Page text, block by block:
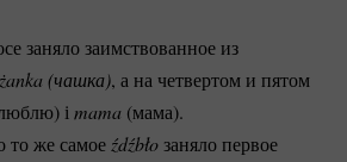
заняло заимствованное из
(чашка), а на четвертом и пятом
і mama (мама).
то же самое źdźbło заняло первое